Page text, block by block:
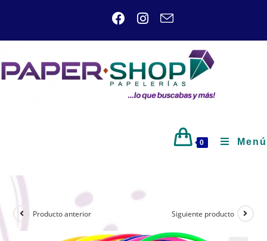
0 Menú
Producto anterior Siguiente producto